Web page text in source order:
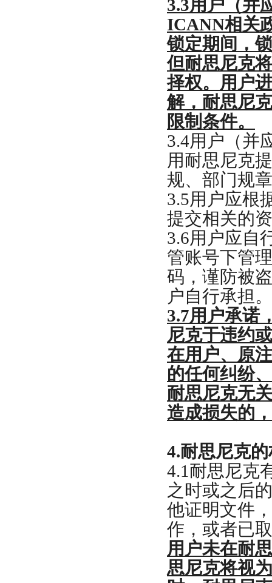
3.3用户（并
ICANN相关
锁定期间，
但耐思尼克
择权。用户
解，耐思尼
限制条件。
3.4用户（并
用耐思尼克
规、部门规
3.5用户应根
提交相关的
3.6用户应自
管账号下管
码，谨防被
户自行承担。
3.7用户承诺
尼克于违约
在用户、原
的任何纠纷
耐思尼克无
造成损失的
4.耐思尼克
4.1 耐思尼克
之时或之后
他证明文件
作，或者已
用户未在耐
思尼克将视